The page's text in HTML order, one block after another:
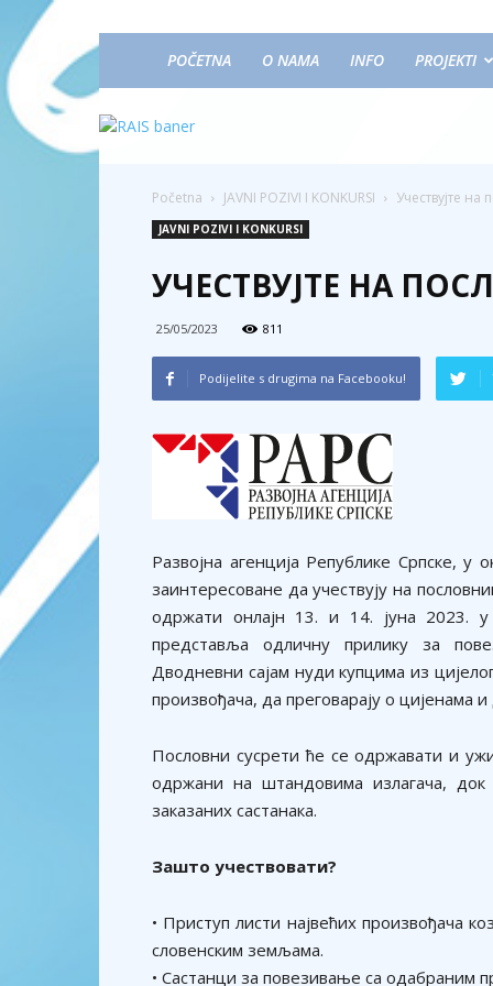
POČETNA O NAMA INFO PROJEKTI
Početna JAVNI POZIVI I KONKURSI Учествујте
JAVNI POZIVI I KONKURSI
УЧЕСТВУЈТЕ НА
25/05/2023 811
Podijelite s drugima na Facebooku!
Развојна агенција Републике Српске,
заинтересоване да учествују на
одржати онлајн 13. и 14. јуна 2023. у
представља одличну прилику за
Дводневни сајам нуди купцима из
произвођача, да преговарају о цијенама
Пословни сусрети ће се одржавати и
одржани на штандовима излагача,
заказаних састанака.
Зашто учествовати?
• Приступ листи највећих произвођача
словенским земљама.
• Састанци за повезивање са одабраним